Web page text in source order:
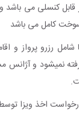
قابل کنسلی می
کامل می باشد
شامل رزرو پرواز و
نمیشود و آژانس
اخذ ویزا